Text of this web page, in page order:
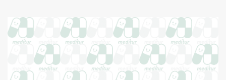
気になっていた。お腹の肉がだいぶたるんできたのは、こいつの
せいもあるのではないかと。 シナモンロール 556kcal 出所：
http://www.starbucks.co.jp/allergy/pdf/allergen-food.pdf 調べてビ
ビった。これはまずい。下手な食事以上のカロリーだ。 この
556kcalがどのくらいヤバイのか、スターバックス以上に良く行く